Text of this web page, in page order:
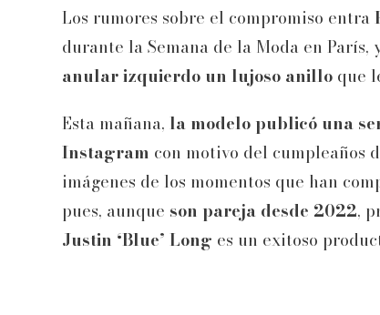
Los rumores sobre el compromiso entra
durante la Semana de la Moda en París,
anular izquierdo un lujoso anillo que
Esta mañana, la modelo publicó una
Instagram con motivo del cumpleaños
imágenes de los momentos que han
pues, aunque son pareja desde 2022,
Justin ‘Blue’ Long es un exitoso